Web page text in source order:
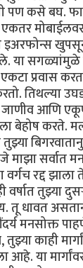
पण कसे बघ.
इअरफोन्स
या सगळ्यांमुळे
प्रवास
तिथल्या
जाणीव आणि
बेहोष करते.
तुझ्या
सर्वात
रद्द
तुझ्या
धावत
मनसोक्त
काही
आहे. या